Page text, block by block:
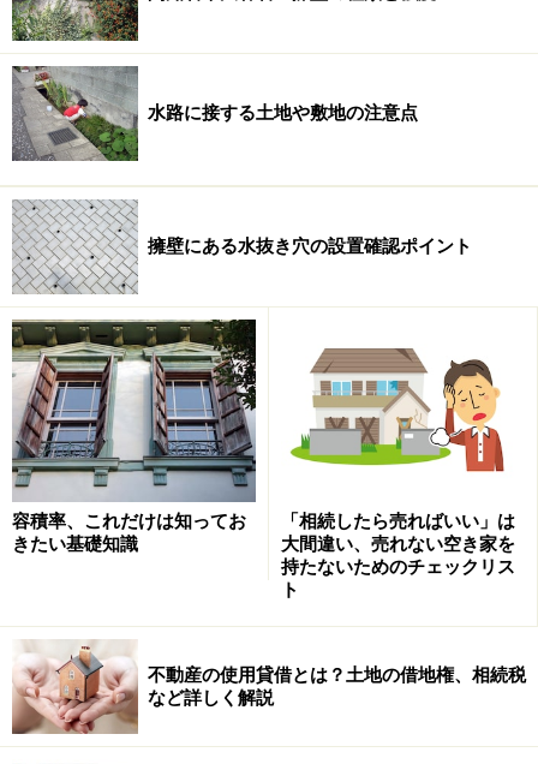
水路に接する土地や敷地の注意点
擁壁にある水抜き穴の設置確認ポイント
容積率、これだけは知ってお
きたい基礎知識
「相続したら売ればいい」は
大間違い、売れない空き家を
持たないためのチェックリス
ト
不動産の使用貸借とは？土地の借地権、相続税
など詳しく解説